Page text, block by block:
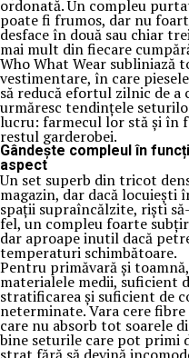
ordonată. Un compleu
poate fi frumos, dar nu
desface în două sau chiar
mai mult din fiecare
Who What Wear subliniază
vestimentare, în care
să reducă efortul zilnic de
urmăresc tendințele
lucru: farmecul lor stă și în
restul garderobei.
Gândește compleul în
aspect
Un set superb din tricot
magazin, dar dacă
spații supraîncălzite, riști
fel, un compleu foarte
dar aproape inutil dacă
temperaturi schimbătoare.
Pentru primăvară și
materialele medii, suficient
stratificarea și suficient de
neterminate. Vara cere
care nu absorb tot soarele
bine seturile care pot primi